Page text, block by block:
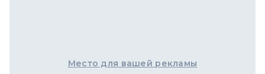
Место для вашей рекламы